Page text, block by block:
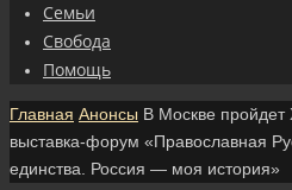
Семьи
Свобода
Помощь
Главная Анонсы В Москве пройдет
выставка-форум «Православная
единства. Россия — моя история»